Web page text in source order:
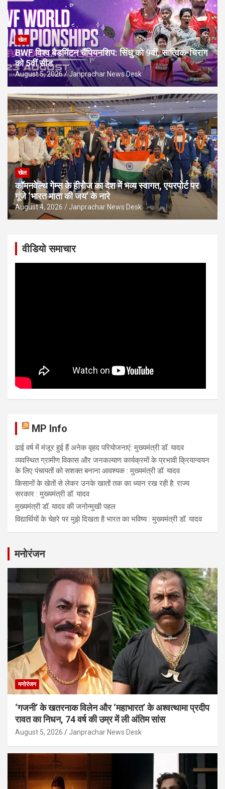
खेल
BWF विश्व बैडमिंटन चैंपियनशिप: सिंधु को 9वीं, सात्विक-चिराग
को 5वीं सीड
August 5, 2026 Janprachar News Desk
खेल
कॉमनवेल्थ गेम्स के हीरोज का देश में भव्य स्वागत, एयरपोर्ट पर
गूंजे ‘भारत माता की जय’ के नारे
August 4, 2026 Janprachar News Desk
वीडियो समाचार
MP Info
ढाई वर्ष में मंजूर हुई हैं अनेक वृहद परियोजनाएं: मुख्यमंत्री डॉ. यादव
व्यवस्थित ग्रामीण विकास और जनकल्याण कार्यक्रमों के प्रभावी क्रियान्वयन
के लिए पंचायतों को सशक्त बनाना आवश्यक : मुख्यमंत्री डॉ. यादव
किसानों के खेतों से लेकर उनके खातों तक का ध्यान रख रही है: राज्य
सरकार : मुख्यमंत्री डॉ. यादव
मुख्यमंत्री डॉ. यादव की जनोन्मुखी पहल
विद्यार्थियों के चेहरे पर मुझे दिखता है भारत का भविष्य : मुख्यमंत्री डॉ. यादव
मनोरंजन
मनोरंजन
‘गजनी’ के खतरनाक विलेन और ‘महाभारत’ के अश्वत्थामा प्रदीप
रावत का निधन, 74 वर्ष की उम्र में ली अंतिम सांस
August 5, 2026 Janprachar News Desk